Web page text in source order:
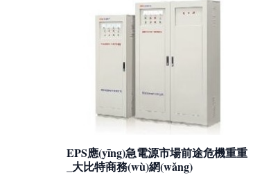
EPS應(yīng)急電源市場前途危機重重
_大比特商務(wù)網(wǎng)